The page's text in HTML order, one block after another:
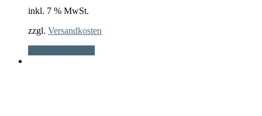
inkl. 7 % MwSt.
zzgl. Versandkosten